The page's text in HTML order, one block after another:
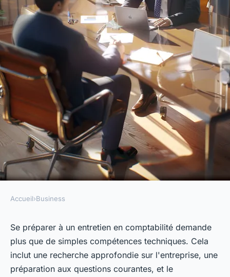
Recrutement en comptabilité :
le point sur le déroulement
d'un entretien
Accueil›Business
Se préparer à un entretien en comptabilité demande
plus que de simples compétences techniques. Cela
inclut une recherche approfondie sur l'entreprise, une
préparation aux questions courantes, et le